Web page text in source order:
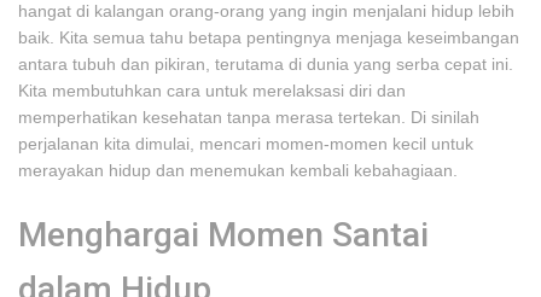
hangat di kalangan orang-orang yang ingin menjalani hidup lebih
baik. Kita semua tahu betapa pentingnya menjaga keseimbangan
antara tubuh dan pikiran, terutama di dunia yang serba cepat ini.
Kita membutuhkan cara untuk merelaksasi diri dan
memperhatikan kesehatan tanpa merasa tertekan. Di sinilah
perjalanan kita dimulai, mencari momen-momen kecil untuk
merayakan hidup dan menemukan kembali kebahagiaan.
Menghargai Momen Santai